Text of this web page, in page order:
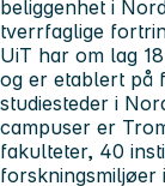
beliggenhet i
tverrfaglige
UiT har om lag
og er etablert på
studiesteder i
campuser er
fakulteter, 40
forskningsmiljøer